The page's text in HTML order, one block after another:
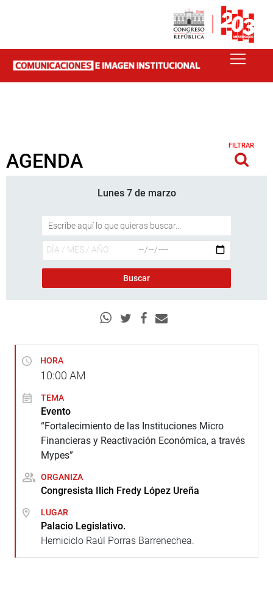
AGENDA
FILTRAR
Lunes 7 de marzo
HORA
10:00 AM
TEMA
Evento
“Fortalecimiento de las Instituciones Micro
Financieras y Reactivación Económica, a través
Mypes”
ORGANIZA
Congresista Ilich Fredy López Ureña
LUGAR
Palacio Legislativo.
Hemiciclo Raúl Porras Barrenechea.